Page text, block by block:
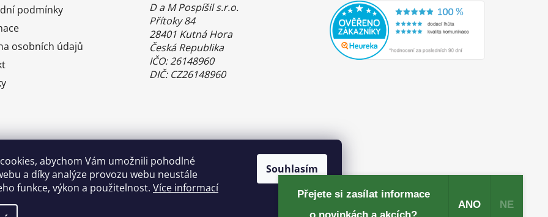
abychom Vám umožnili pohodlné
a díky analýze provozu webu neustále
funkce, výkon a použitelnost. Více informací
Souhlasím
podmínky
osobních údajů
D a M Pospíšil s.r.o.
Přítoky 84
28401 Kutná Hora
Česká Republika
IČO: 26148960
DIČ: CZ26148960
Benefity Pluxee - Sodexo
Přejete si zasílat informace
ANO NE